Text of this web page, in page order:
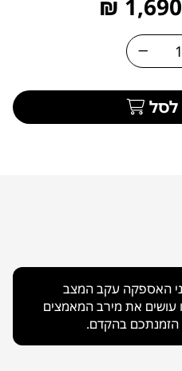
האספקה עקב המצב
עושים את מירב המאמצים
בהקדם.
1,690
₪